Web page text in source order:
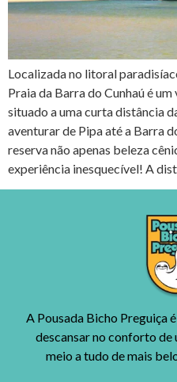
Localizada no litoral
Praia da Barra do Cunhaú é
situado a uma curta distância
aventurar de Pipa até a Barra
reserva não apenas beleza
experiência inesquecível! A
A Pousada Bicho Preguiça
descansar no conforto de
meio a tudo de mais